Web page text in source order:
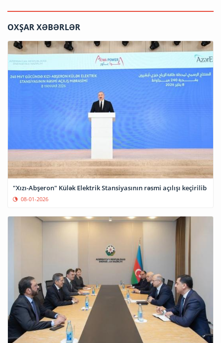
OXŞAR XƏBƏRLƏR
"Xızı-Abşeron" Külək Elektrik Stansiyasının rəsmi açılışı keçirilib
08-01-2026